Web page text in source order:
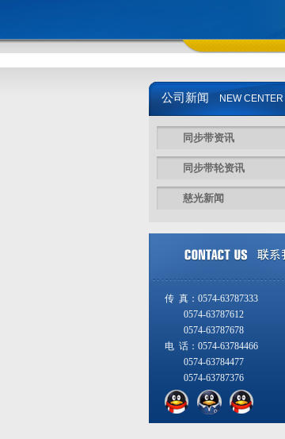
公司新闻 NEW CENTER
同步带资讯
同步带轮资讯
慈光新闻
传 真：0574-63787333
0574-63787612
0574-63787678
电 话：0574-63784466
0574-63784477
0574-63787376